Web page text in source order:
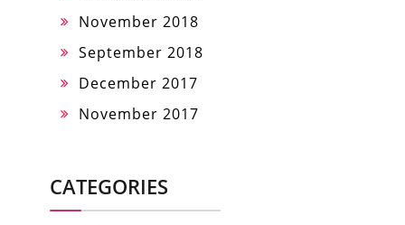
November 2018
September 2018
December 2017
November 2017
CATEGORIES